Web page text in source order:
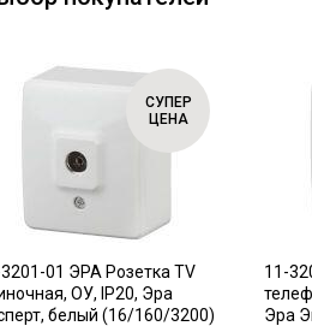
СУПЕР
ЦЕНА
01 ЭРА Розетка TV
ОУ, IP20, Эра
белый (16/160/3200)
11-
Эра